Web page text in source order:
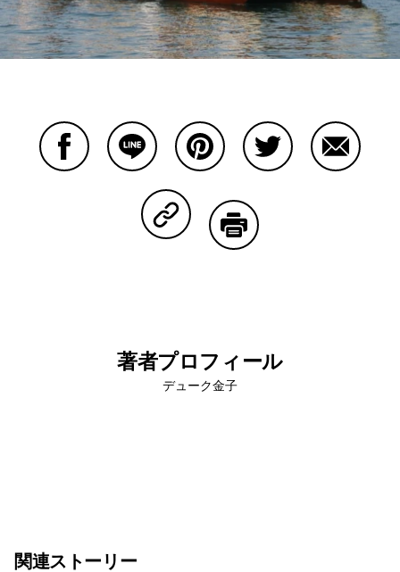
Copy Linkで共有する
著者プロフィール
デューク金子
関連ストーリー